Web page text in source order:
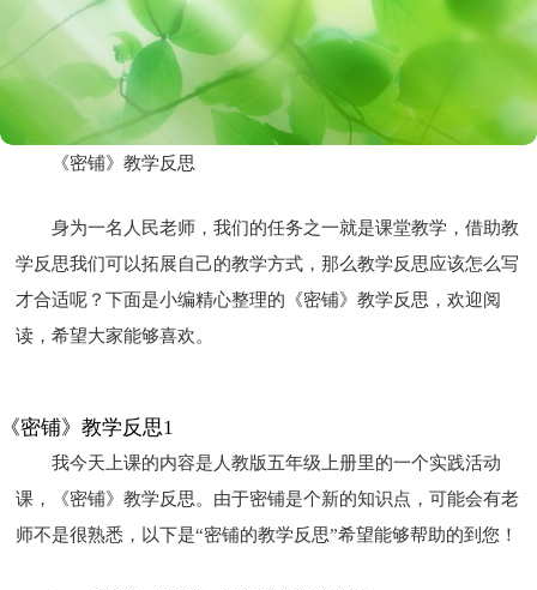
《密铺》教学反思
身为一名人民老师，我们的任务之一就是课堂教学，借助教
学反思我们可以拓展自己的教学方式，那么教学反思应该怎么写
才合适呢？下面是小编精心整理的《密铺》教学反思，欢迎阅
读，希望大家能够喜欢。
《密铺》教学反思1
我今天上课的内容是人教版五年级上册里的一个实践活动
课，《密铺》教学反思。由于密铺是个新的知识点，可能会有老
师不是很熟悉，以下是“密铺的教学反思”希望能够帮助的到您！